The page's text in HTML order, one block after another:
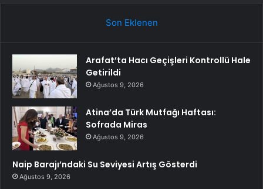
Son Eklenen
Arafat’ta Hacı Geçişleri Kontrollü Hale
Getirildi
Ağustos 9, 2026
Atina’da Türk Mutfağı Haftası:
Sofrada Miras
Ağustos 9, 2026
Naip Barajı’ndaki Su Seviyesi Artış Gösterdi
Ağustos 9, 2026